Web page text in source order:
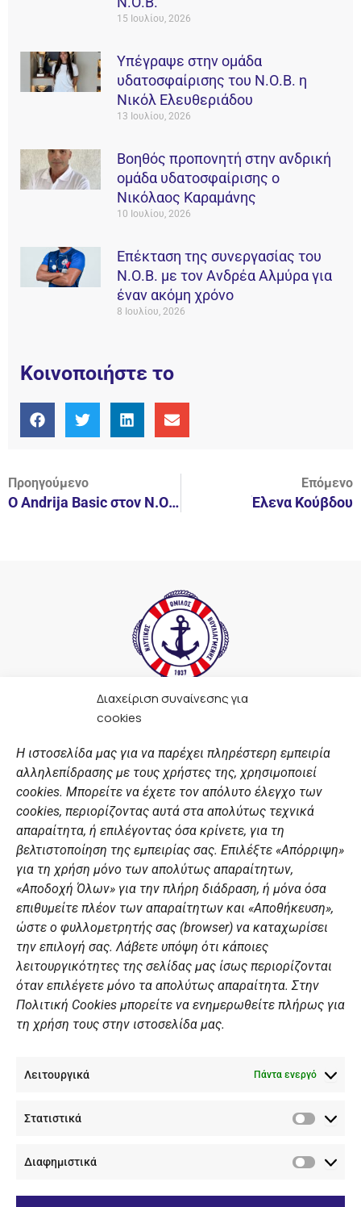
Διαχείριση συναίνεσης για
cookies
Η ιστοσελίδα μας για να παρέχει πληρέστερη εμπειρία
αλληλεπίδρασης με τους χρήστες της, χρησιμοποιεί
cookies. Μπορείτε να έχετε τον απόλυτο έλεγχο των
cookies, περιορίζοντας αυτά στα απολύτως τεχνικά
απαραίτητα, ή επιλέγοντας όσα κρίνετε, για τη
βελτιστοποίηση της εμπειρίας σας. Επιλέξτε «Απόρριψη»
για τη χρήση μόνο των απολύτως απαραίτητων,
«Αποδοχή Όλων» για την πλήρη διάδραση, ή μόνα όσα
επιθυμείτε πλέον των απαραίτητων και «Αποθήκευση»,
ώστε ο φυλλομετρητής σας (browser) να καταχωρίσει
την επιλογή σας. Λάβετε υπόψη ότι κάποιες
λειτουργικότητες της σελίδας μας ίσως περιορίζονται
όταν επιλέγετε μόνο τα απολύτως απαραίτητα. Στην
Πολιτική Cookies μπορείτε να ενημερωθείτε πλήρως για
τη χρήση τους στην ιστοσελίδα μας.
Λειτουργικά Πάντα ενεργό
Στατιστικά
Διαφημιστικά
15 Ιουλίου, 2026
Υπέγραψε στην ομάδα
υδατοσφαίρισης του Ν.Ο.Β. η
Νικόλ Ελευθεριάδου
13 Ιουλίου, 2026
Βοηθός προπονητή στην ανδρική
ομάδα υδατοσφαίρισης ο
Νικόλαος Καραμάνης
10 Ιουλίου, 2026
Επέκταση της συνεργασίας του
Ν.Ο.Β. με τον Ανδρέα Αλμύρα για
έναν ακόμη χρόνο
8 Ιουλίου, 2026
Κοινοποιήστε το
Προηγούμενο
Ο Andrija Basic στον Ν.Ο.Β
Επόμενο
Έλενα Κούβδου
F
a
e
b
o
o
k
t
a
g
r
a
m
t
u
b
e
n
k
e
d
i
n
ΣΎΝΔΕΣΜΟΙ
Αθλητικές σχολές
Διάπλους
Χορηγοί
Summer Camp
ΠΡΟΣΩΠΙΚΑ ΔΕΔΟΜΕΝΑ
Πολιτική Ιστοσελίδας
Πολιτική Cookies Iστοσελίδας
Γενική Πολιτική ΝΟΒ
Ενημέρωση Summer Camp
ΕΠΙΚΟΙΝΩΝΊΑ
+30 210 89 62 416